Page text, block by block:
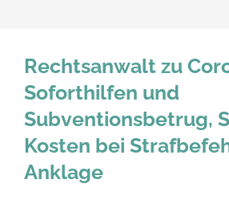
Rechtsanwalt zu
Soforthilfen und
Subventionsbetrug,
Kosten bei
Anklage